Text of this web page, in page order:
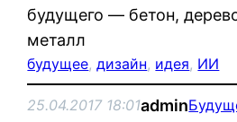
будущего — бетон,
металл
будущее, дизайн, идея, ИИ
25.04.2017 18:01admin